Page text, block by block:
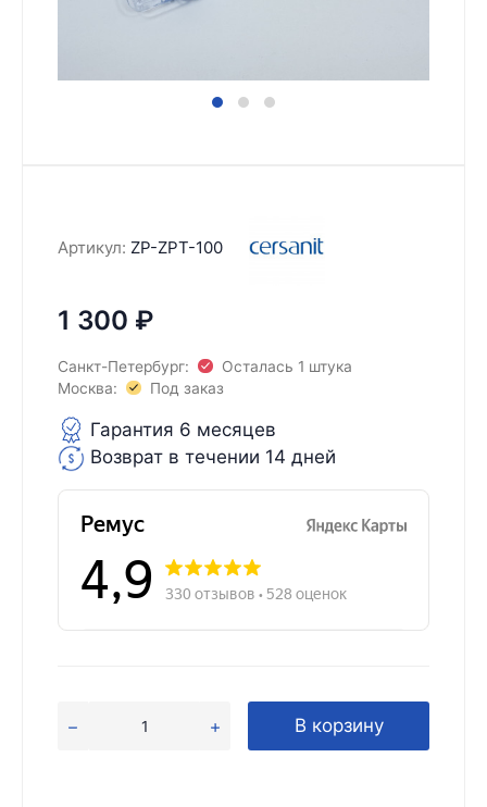
Артикул: ZP-ZPT-100
1 300 ₽
Санкт-Петербург:
Осталась 1 штука
Москва:
Под заказ
Гарантия 6 месяцев
Возврат в течении 14 дней
В корзину